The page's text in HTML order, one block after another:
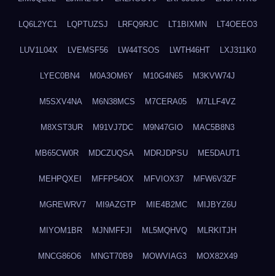
LQ6L2YC1 LQPTUZSJ LRFQ9RJC LT1BIXMN LT4OEEO3
LUV1L04X LVEMSF56 LW44TSOS LWTH46HT LXJ311K0
LYEC0BN4 M0A3OM6Y M10G4N65 M3KVW74J
M5SXV4NA M6N38MCS M7CERA05 M7LLF4VZ
M8XST3UR M91VJ7DC M9N47GIO MAC5B8N3
MB65CW0R MDCZUQSA MDRJDPSU ME5DAUT1
MEHPQXEI MFFP54OX MFVIOX37 MFW6V3ZF
MGREWRV7 MI9AZGTP MIE4B2MC MIJBYZ6U
MIYOM1BR MJNMFFJI ML5MQHVQ MLRKITJH
MNCG86O6 MNGT70B9 MOWVIAG3 MOX82X49